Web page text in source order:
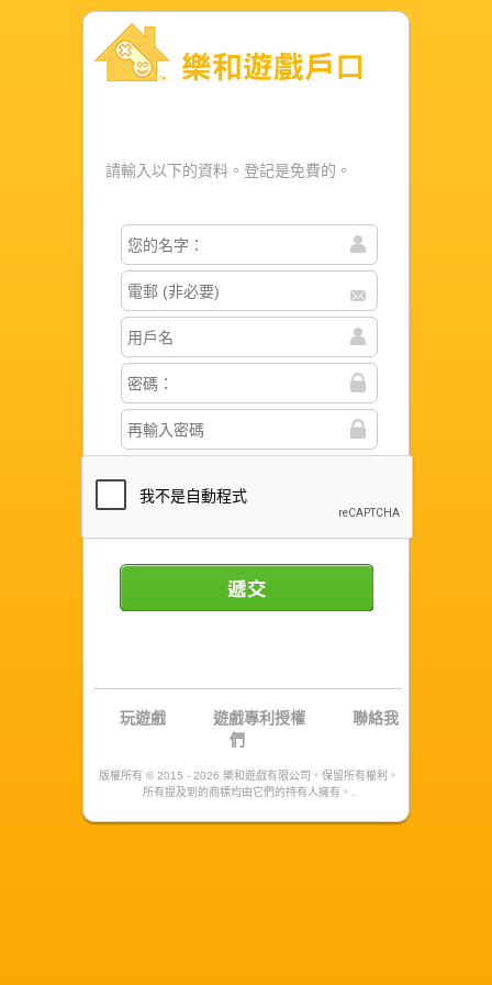
請輸入以下的資料。登記是免費的。
玩遊戲 遊戲專利授權
聯絡我
們
版權所有 © 2015 - 2026 樂和遊戲有限公司。保留所有權利。
所有提及到的商標均由它們的持有人擁有。.